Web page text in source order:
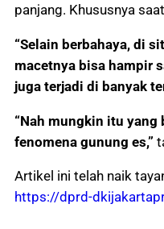
panjang. Khususnya
“Selain berbahaya, di
macetnya bisa hampir
juga terjadi di banyak
“Nah mungkin itu
fenomena gunung es,”
Artikel ini telah naik
https://dprd-